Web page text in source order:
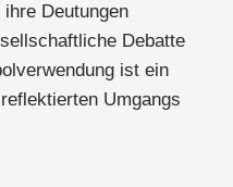
Deutungen
Debatte
ist ein
Umgangs